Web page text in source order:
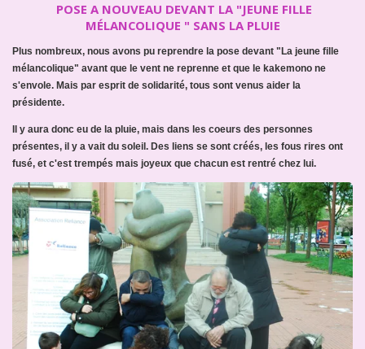
POSE A NOUVEAU DEVANT LA "JEUNE FILLE
MÉLANCOLIQUE " SANS LA PLUIE
Plus nombreux, nous avons pu reprendre la pose devant "La jeune fille
mélancolique" avant que le vent ne reprenne et que le kakemono ne
s'envole. Mais par esprit de solidarité, tous sont venus aider la
présidente.
Il y aura donc eu de la pluie, mais dans les coeurs des personnes
présentes, il y a vait du soleil. Des liens se sont créés, les fous rires ont
fusé, et c'est trempés mais joyeux que chacun est rentré chez lui.